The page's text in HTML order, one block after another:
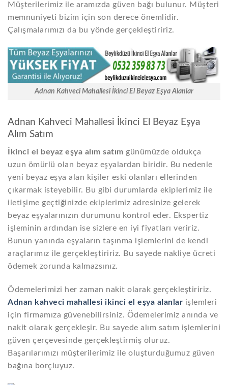
Müşterilerimiz ile aramızda güven bağı bulunur. Müşteri
memnuniyeti bizim için son derece önemlidir.
Çalışmalarımızı da bu yönde gerçekleştiririz.
Adnan Kahveci Mahallesi İkinci El Beyaz Eşya Alanlar
Adnan Kahveci Mahallesi İkinci El Beyaz Eşya
Alım Satım
İkinci el beyaz eşya alım satım günümüzde oldukça
uzun ömürlü olan beyaz eşyalardan biridir. Bu nedenle
yeni beyaz eşya alan kişiler eski olanları ellerinden
çıkarmak isteyebilir. Bu gibi durumlarda ekiplerimiz ile
iletişime geçtiğinizde ekiplerimiz adresinize gelerek
beyaz eşyalarınızın durumunu kontrol eder. Ekspertiz
işleminin ardından ise sizlere en iyi fiyatları veririz.
Bunun yanında eşyaların taşınma işlemlerini de kendi
araçlarımız ile gerçekleştiririz. Bu sayede nakliye ücreti
ödemek zorunda kalmazsınız.
Ödemelerimizi her zaman nakit olarak gerçekleştiririz.
Adnan kahveci mahallesi ikinci el eşya alanlar işlemleri
için firmamıza güvenebilirsiniz. Ödemelerimiz anında ve
nakit olarak gerçekleşir. Bu sayede alım satım işlemlerini
güven çerçevesinde gerçekleştirmiş oluruz.
Başarılarımızı müşterilerimiz ile oluşturduğumuz güven
bağına borçluyuz.